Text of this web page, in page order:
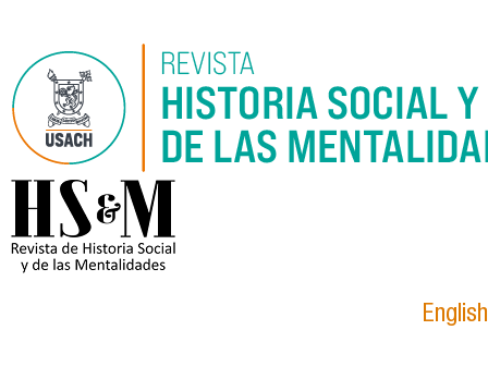
logo_hsm_2021.png
English